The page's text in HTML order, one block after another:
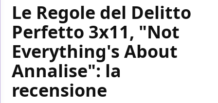
Le Regole del Delitto
Perfetto 3x11, "Not
Everything's About
Annalise": la
recensione